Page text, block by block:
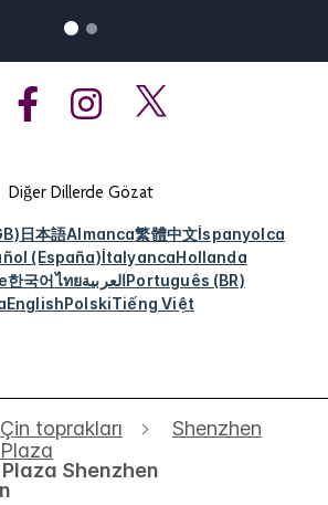
Diğer Dillerde Gözat
日本語Almanca繁體中文İspanyolca
(España)İtalyancaHollanda
한국어ไทยالعربيةPortuguês (BR)
EnglishPolskiTiếng Việt
Çin toprakları
Shenzhen
Shenzhen